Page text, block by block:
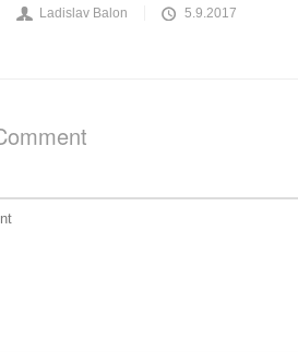
Ladislav Balon 5.9.2017